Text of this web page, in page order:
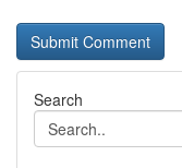
Search